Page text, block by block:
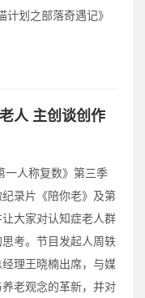
划之部落奇遇记》
人 主创谈创作
一人称复数》第三季
录片《陪你老》及第
大家对认知症老人群
考。节目发起人周轶
理王晓楠出席，与媒
老观念的革新，并对